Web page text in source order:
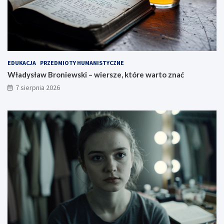
EDUKACJA PRZEDMIOTY HUMANISTYCZNE
Władysław Broniewski – wiersze, które warto znać
7 sierpnia 2026